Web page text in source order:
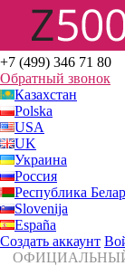
+7 (499) 346 71 80
Обратный звонок
Казахстан
Polska
USA
UK
Украина
Россия
Республика
Slovenija
España
Создать аккаунт
ОФИЦИАЛЬНЫЙ